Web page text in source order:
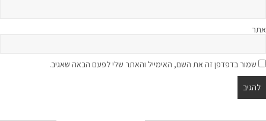
אתר
שמור בדפדפן זה את השם, האימייל והאתר שלי לפעם הבאה שאגיב.